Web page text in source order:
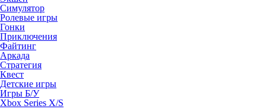
Симулятор
Ролевые игры
Гонки
Приключения
Файтинг
Аркада
Стратегия
Квест
Детские игры
Игры Б/У
Xbox Series X/S